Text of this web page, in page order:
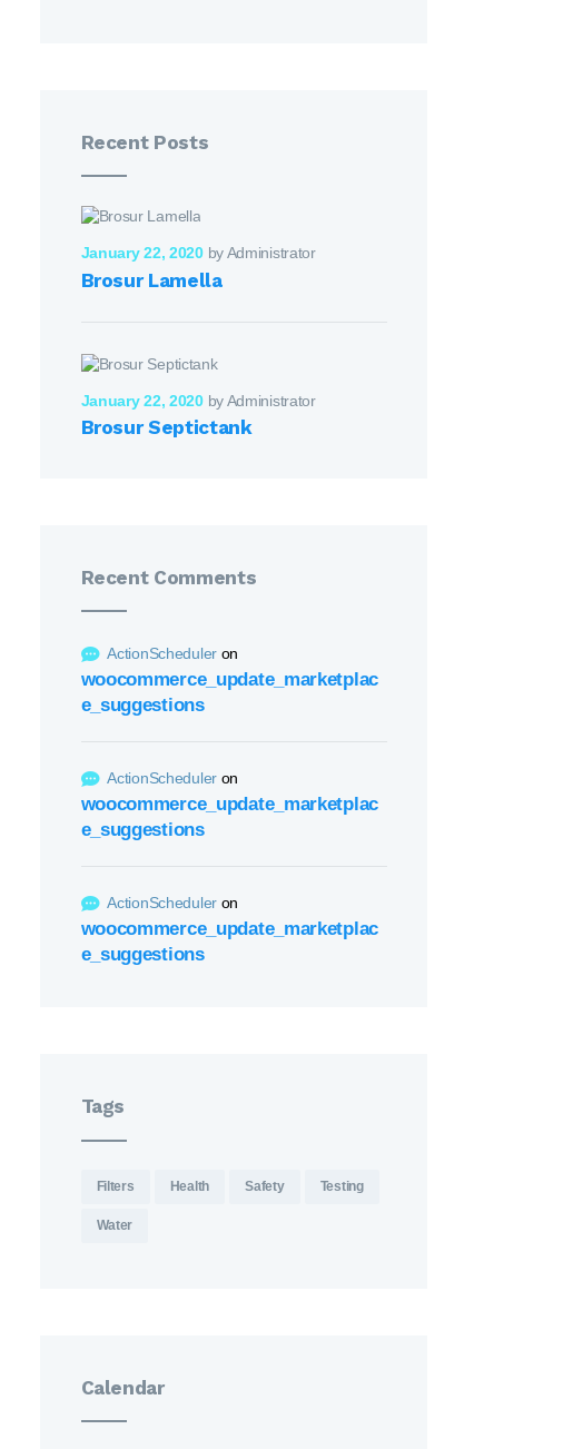
Recent Posts
January 22, 2020 by Administrator
Brosur Lamella
January 22, 2020 by Administrator
Brosur Septictank
Recent Comments
ActionScheduleron
woocommerce_update_marketplac
e_suggestions
ActionScheduleron
woocommerce_update_marketplac
e_suggestions
ActionScheduleron
woocommerce_update_marketplac
e_suggestions
Tags
Filters Health Safety Testing
Water
Calendar